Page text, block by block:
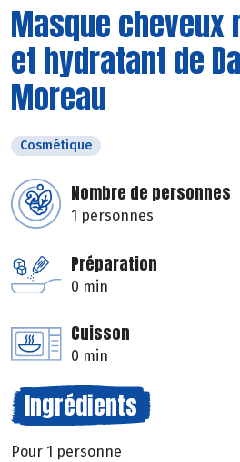
Masque
et hydratant de
Moreau
Cosmétique
Nombre de personnes
1 personnes
Préparation
0 min
Cuisson
0 min
Ingrédients
Pour 1 personne